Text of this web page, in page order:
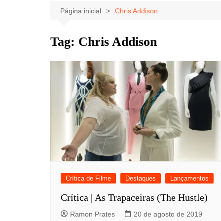
Celebridades
Música
Notícias
Clássicos
Página inicial Chris Addison
Tag: Chris Addison
Crítica de Filme Destaques Lançamentos
Crítica | As Trapaceiras (The Hustle)
Ramon Prates 20 de agosto de 2019